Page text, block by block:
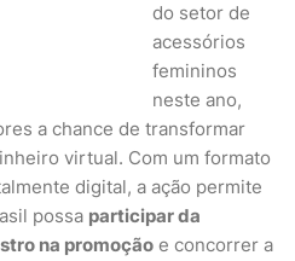
do setor de
acessórios
femininos
neste ano,
a chance de transformar
virtual. Com um formato
digital, a ação permite
possa participar da
na promoção e concorrer a